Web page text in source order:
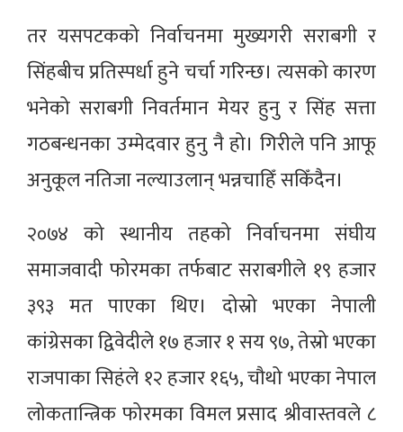
तर यसपटकको निर्वाचनमा मुख्यगरी सराबगी र
सिंहबीच प्रतिस्पर्धा हुने चर्चा गरिन्छ। त्यसको कारण
भनेको सराबगी निवर्तमान मेयर हुनु र सिंह सत्ता
गठबन्धनका उम्मेदवार हुनु नै हो। गिरीले पनि आफू
अनुकूल नतिजा नल्याउलान् भन्नचाहिँ सकिँदैन।
२०७४ को स्थानीय तहको निर्वाचनमा संघीय
समाजवादी फोरमका तर्फबाट सराबगीले १९ हजार
३९३ मत पाएका थिए। दोस्रो भएका नेपाली
कांग्रेसका द्विवेदीले १७ हजार १ सय ९७, तेस्रो भएका
राजपाका सिहंले १२ हजार १६५, चौथो भएका नेपाल
लोकतान्त्रिक फोरमका विमल प्रसाद श्रीवास्तवले ८